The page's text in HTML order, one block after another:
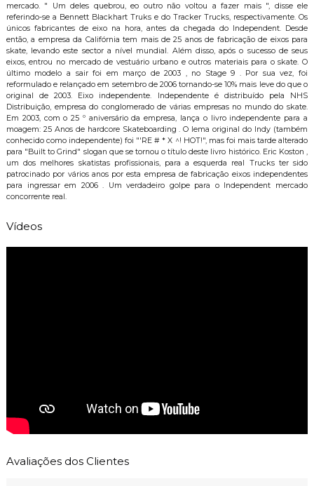
mercado. " Um deles quebrou, eo outro não voltou a fazer mais ", disse ele
referindo-se a Bennett Blackhart Truks e do Tracker Trucks, respectivamente. Os
únicos fabricantes de eixo na hora, antes da chegada do Independent. Desde
então, a empresa da Califórnia tem mais de 25 anos de fabricação de eixos para
skate, levando este sector a nível mundial. Além disso, após o sucesso de seus
eixos, entrou no mercado de vestuário urbano e outros materiais para o skate. O
último modelo a sair foi em março de 2003 , no Stage 9 . Por sua vez, foi
reformulado e relançado em setembro de 2006 tornando-se 10% mais leve do que o
original de 2003. Eixo independente. Independente é distribuído pela NHS
Distribuição, empresa do conglomerado de várias empresas no mundo do skate.
Em 2003, com o 25 º aniversário da empresa, lança o livro independente para a
moagem: 25 Anos de hardcore Skateboarding . O lema original do Indy (também
conhecido como independente) foi "'RE # * X ^! HOT!", mas foi mais tarde alterado
para "Built to Grind" slogan que se tornou o título deste livro histórico. Eric Koston ,
um dos melhores skatistas profissionais, para a esquerda real Trucks ter sido
patrocinado por vários anos por esta empresa de fabricação eixos independentes
para ingressar em 2006 . Um verdadeiro golpe para o Independent mercado
concorrente real.
Vídeos
Avaliações dos Clientes